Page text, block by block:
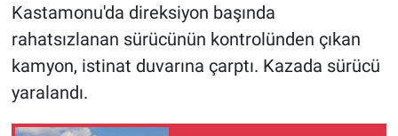
Kastamonu'da direksiyon başında
rahatsızlanan sürücünün kontrolünden çıkan
kamyon, istinat duvarına çarptı. Kazada sürücü
yaralandı.